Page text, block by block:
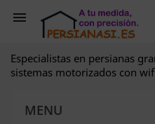

Especialistas en persianas
sistemas motorizados con
MENU